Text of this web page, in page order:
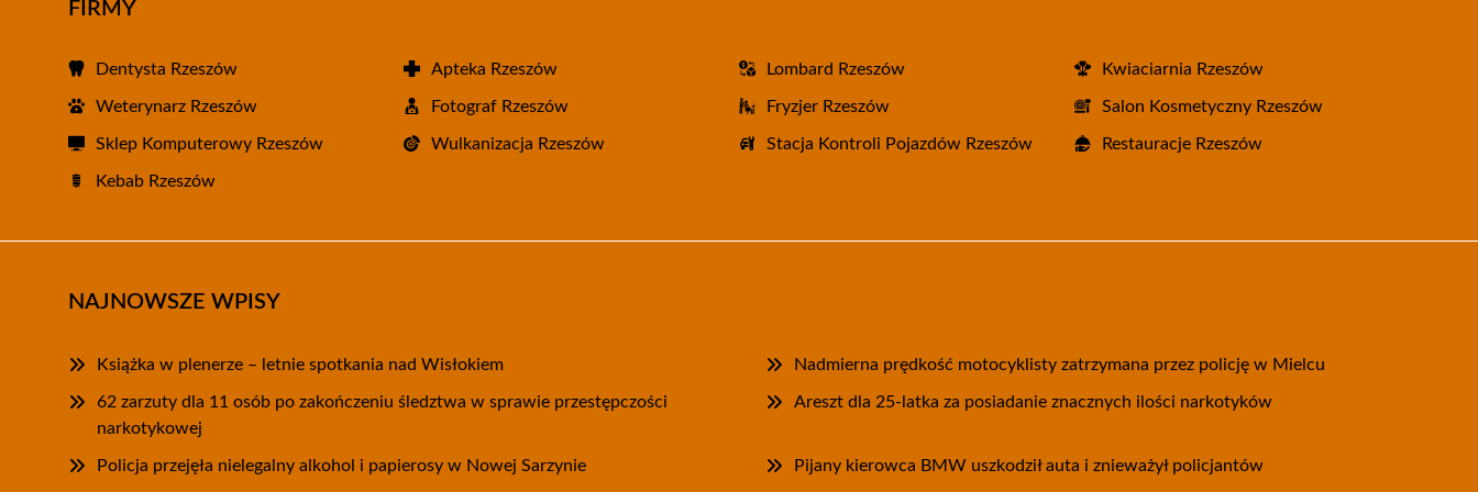
FIRMY
Dentysta Rzeszów Apteka Rzeszów Lombard Rzeszów Kwiaciarnia Rzeszów
Weterynarz Rzeszów Fotograf Rzeszów Fryzjer Rzeszów Salon Kosmetyczny Rzeszów
Sklep Komputerowy Rzeszów Wulkanizacja Rzeszów Stacja Kontroli Pojazdów Rzeszów Restauracje Rzeszów
Kebab Rzeszów
NAJNOWSZE WPISY
Książka w plenerze – letnie spotkania nad Wisłokiem Nadmierna prędkość motocyklisty zatrzymana przez policję w Mielcu
62 zarzuty dla 11 osób po zakończeniu śledztwa w sprawie przestępczości
narkotykowej
Areszt dla 25-latka za posiadanie znacznych ilości narkotyków
Policja przejęła nielegalny alkohol i papierosy w Nowej Sarzynie Pijany kierowca BMW uszkodził auta i znieważył policjantów